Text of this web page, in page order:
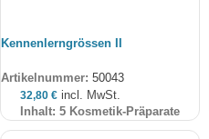
Kennenlerngrössen II
Artikelnummer: 50043
32,80 € incl. MwSt.
Inhalt: 5 Kosmetik-Präparate